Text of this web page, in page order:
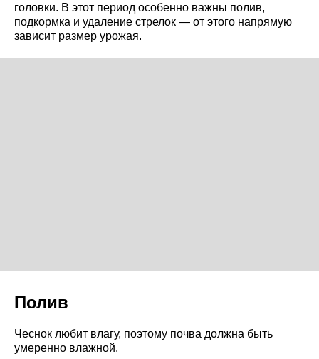
головки. В этот период особенно важны полив,
подкормка и удаление стрелок — от этого напрямую
зависит размер урожая.
Полив
Чеснок любит влагу, поэтому почва должна быть
умеренно влажной.